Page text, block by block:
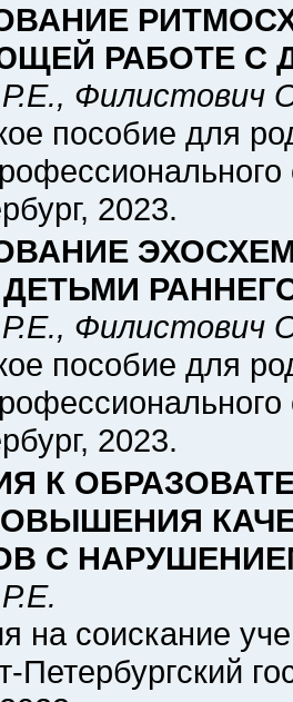
РАБОТЕ С
Филистович
пособие для
2023.
Филистович
пособие для
2023.
К
С
на соискание
Петербургский